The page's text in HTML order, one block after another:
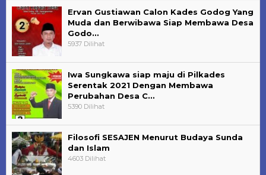
Ervan Gustiawan Calon Kades Godog Yang
Muda dan Berwibawa Siap Membawa Desa
Godo…
5937 Dilihat
Iwa Sungkawa siap maju di Pilkades
Serentak 2021 Dengan Membawa
Perubahan Desa C…
5390 Dilihat
Filosofi SESAJEN Menurut Budaya Sunda
dan Islam
4603 Dilihat